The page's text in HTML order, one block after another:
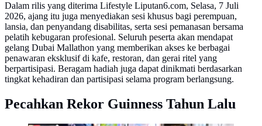
Dalam rilis yang diterima Lifestyle Liputan6.com, Selasa, 7 Juli
2026, ajang itu juga menyediakan sesi khusus bagi perempuan,
lansia, dan penyandang disabilitas, serta sesi pemanasan bersama
pelatih kebugaran profesional. Seluruh peserta akan mendapat
gelang Dubai Mallathon yang memberikan akses ke berbagai
penawaran eksklusif di kafe, restoran, dan gerai ritel yang
berpartisipasi. Beragam hadiah juga dapat dinikmati berdasarkan
tingkat kehadiran dan partisipasi selama program berlangsung.
Pecahkan Rekor Guinness Tahun Lalu